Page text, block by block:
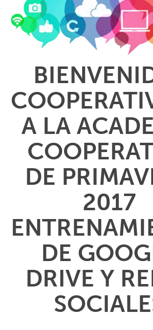
A LA
DE
2017
DE
DRIVE Y